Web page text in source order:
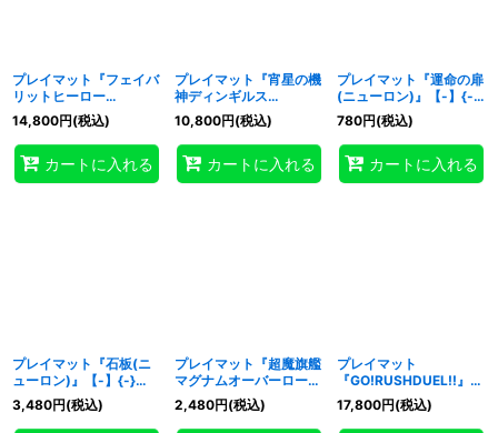
プレイマット『フェイバ
リットヒーロー
(RANKINGDUEL2019-
3rd-)』【-】{-}《プレ
イマット》
14,800円(税込)
カートに入れる
プレイマット『宵星の機
神ディンギルス
(RANKINGDUEL2018-
4th-)』【-】{-}《プレ
イマット》
10,800円(税込)
カートに入れる
プレイマット『運命の扉
(ニューロン)』【-】{-}
《プレイマット》
780円(税込)
カートに入れる
プレイマット『石板(ニ
ューロン)』【-】{-}
《プレイマット》
3,480円(税込)
プレイマット『超魔旗艦
マグナムオーバーロー
ド』【-】{-}《プレイマ
ット》
2,480円(税込)
プレイマット
『GO!RUSHDUEL!!』
【-】{-}《プレイマッ
ト》
17,800円(税込)